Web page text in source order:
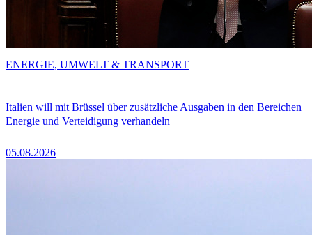
Italien will mit Brüssel über zusätzliche Ausgaben in den Bereichen
Energie und Verteidigung verhandeln
05.08.2026
ENERGIE, UMWELT & TRANSPORT